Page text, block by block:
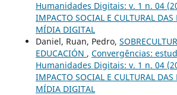
Humanidades Digitais: v. 1 n. 04
IMPACTO SOCIAL E CULTURAL DAS
MÍDIA DIGITAL
Daniel, Ruan, Pedro,
EDUCACIÓN , Convergências:
Humanidades Digitais: v. 1 n. 04
IMPACTO SOCIAL E CULTURAL DAS
MÍDIA DIGITAL